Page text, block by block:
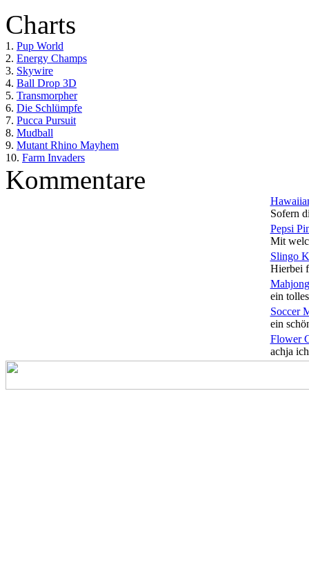
Charts
1. Pup World
2. Energy Champs
3. Skywire
4. Ball Drop 3D
5. Transmorpher
6. Die Schlümpfe
7. Pucca Pursuit
8. Mudball
9. Mutant Rhino Mayhem
10. Farm Invaders
Kommentare
Sofern
Pepsi
Mit
Slingo
Hierbei
ein
Soccer
ein
Flower
achja